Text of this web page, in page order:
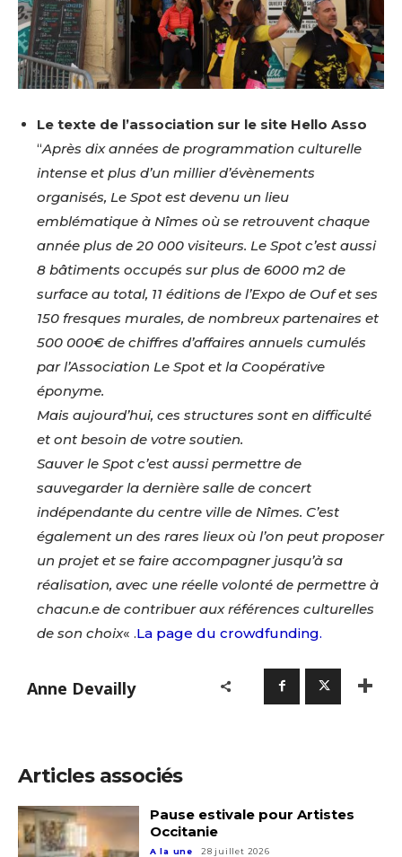
Adresse email*
J'accepte lestermes et conditions
Nom
Le texte de l’association sur le site Hello Asso
“Après dix années de programmation culturelle
intense et plus d’un millier d’évènements
organisés, Le Spot est devenu un lieu
emblématique à Nîmes où se retrouvent chaque
année plus de 20 000 visiteurs. Le Spot c’est aussi
8 bâtiments occupés sur plus de 6000 m2 de
surface au total, 11 éditions de l’Expo de Ouf et ses
150 fresques murales, de nombreux partenaires et
500 000€ de chiffres d’affaires annuels cumulés
par l’Association Le Spot et la Coopérative
éponyme.
Mais aujourd’hui, ces structures sont en difficulté
et ont besoin de votre soutien.
Sauver le Spot c’est aussi permettre de
sauvegarder la dernière salle de concert
indépendante du centre ville de Nîmes. C’est
également un des rares lieux où l’on peut proposer
un projet et se faire accompagner jusqu’à sa
réalisation, avec une réelle volonté de permettre à
chacun.e de contribuer aux références culturelles
de son choix« .La page du crowdfunding.
Anne Devailly
Articles associés
Pause estivale pour Artistes
Occitanie
A la une 28 juillet 2026